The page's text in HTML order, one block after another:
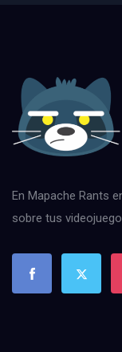
En Mapache Rants
sobre tus